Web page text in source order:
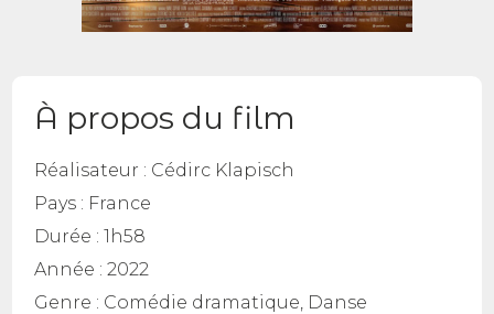
À propos du film
Réalisateur : Cédirc Klapisch
Pays : France
Durée :1h58
Année :2022
Genre : Comédie dramatique, Danse